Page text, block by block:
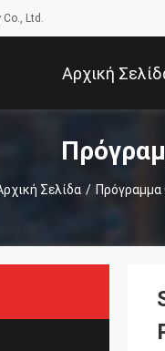
Ltd.
Αρχική
Σελίδα /